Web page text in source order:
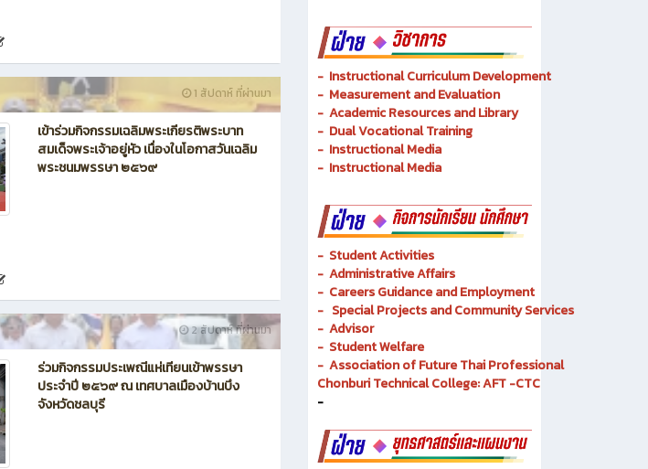
1 สัปดาห์ ที่ผ่านมา
เข้าร่วมกิจกรรมเฉลิมพระเกียรติพระบาท
สมเด็จพระเจ้าอยู่หัว เนื่องในโอกาสวันเฉลิม
พระชนมพรรษา ๒๕๖๙
2 สัปดาห์ ที่ผ่านมา
ร่วมกิจกรรมประเพณีแห่เทียนเข้าพรรษา
ประจำปี ๒๕๖๙ ณ เทศบาลเมืองบ้านบึง
จังหวัดชลบุรี
- Instructional Curriculum Development
- Measurement and Evaluation
- Academic Resources and Library
- Dual Vocational Training
- Instructional Media
- Instructional Media
- Student Activities
- Administrative Affairs
- Careers Guidance and Employment
- Special Projects and Community Services
- Advisor
- Student Welfare
- Association of Future Thai Professional
Chonburi Technical College: AFT -CTC
-